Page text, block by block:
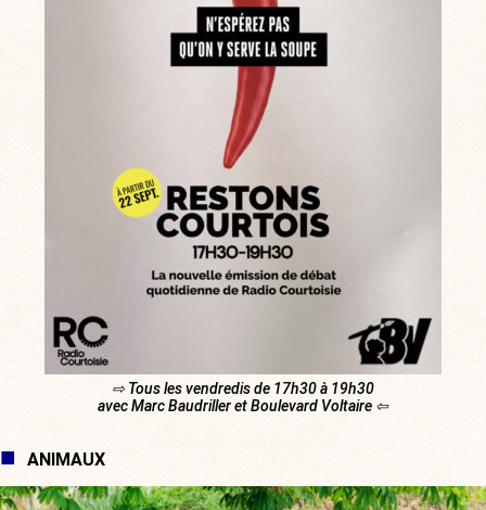
⇨ Tous les vendredis de 17h30 à 19h30
avec Marc Baudriller et Boulevard Voltaire ⇦
ANIMAUX